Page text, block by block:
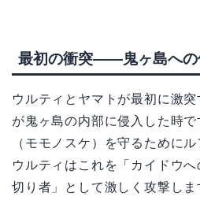
最初の衝突——鬼ヶ島への
ウルティとヤマトが最初に激
が鬼ヶ島の内部に侵入した時
（モモノスケ）を守るために
ウルティはこれを「カイドウ
切り者」として激しく攻撃しま